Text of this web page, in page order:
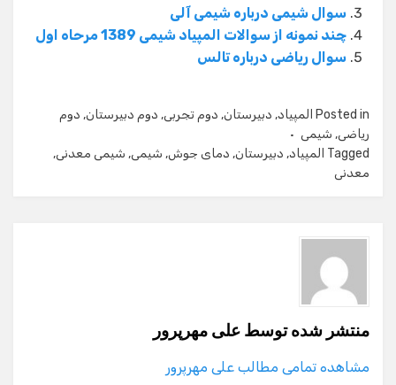
سوال شیمی درباره شیمی آلی
چند نمونه از سوالات المپیاد شیمی 1389 مرحاه اول
سوال ریاضی درباره تالس
Posted in المپیاد, دبیرستان, دوم تجربی, دوم دبیرستان, دوم
ریاضی, شیمی
Tagged المپیاد, دبیرستان, دمای جوش, شیمی, شیمی معدنی,
معدنی
منتشر شده توسطعلی مهرپرور
مشاهده تمامی مطالب علی مهرپرور